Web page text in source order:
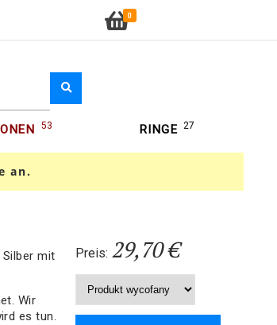
0
53 RINGE 27
an.
mit
Wir
es tun.
Preis: 29,70 €